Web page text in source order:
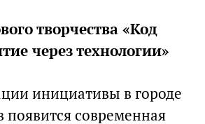
творчества «Код
через технологии»
инициативы в городе
современная